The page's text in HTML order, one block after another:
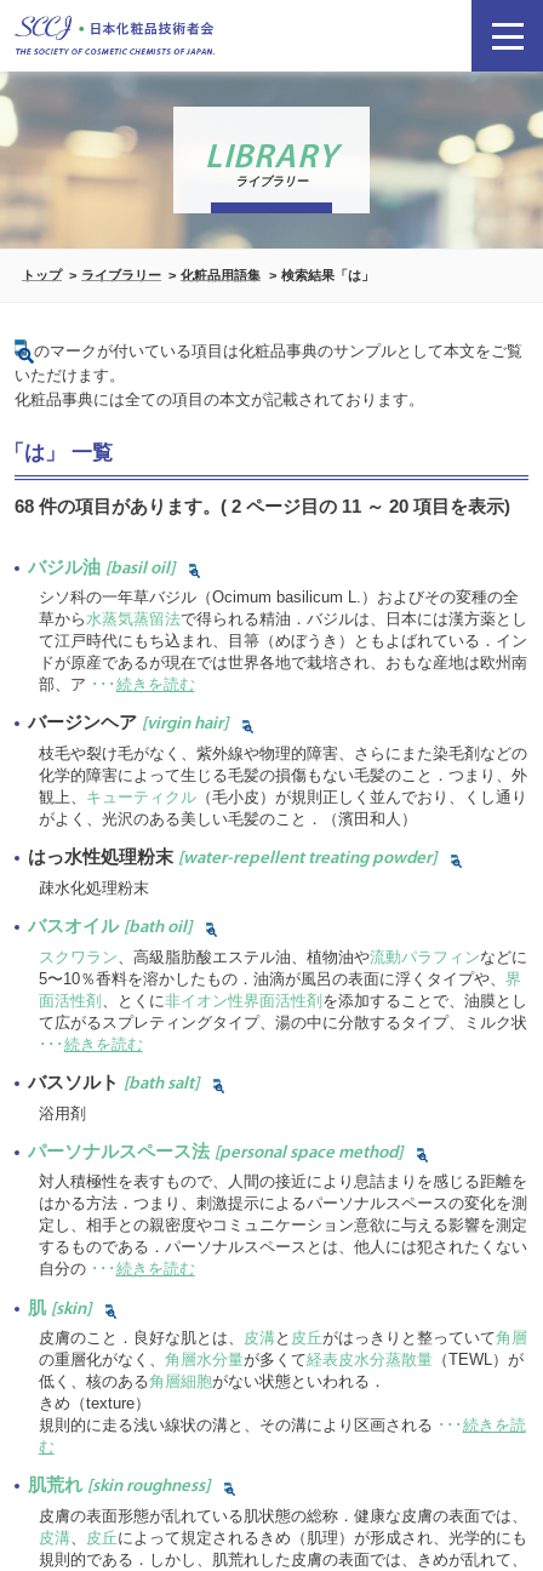
LIBRARY
ライブラリー
トップ ライブラリー 化粧品用語集 検索結果「は」
のマークが付いている項目は化粧品事典のサンプルとして本文をご覧
いただけます。
化粧品事典には全ての項目の本文が記載されております。
「は」 一覧
68 件の項目があります。( 2 ページ目の 11 ～ 20 項目を表示)
バジル油 [basil oil]
シソ科の一年草バジル（Ocimum basilicum L.）およびその変種の全
草から水蒸気蒸留法で得られる精油．バジルは、日本には漢方薬とし
て江戸時代にもち込まれ、目箒（めぼうき）ともよばれている．イン
ドが原産であるが現在では世界各地で栽培され、おもな産地は欧州南
部、ア ･･･ 続きを読む
バージンヘア [virgin hair]
枝毛や裂け毛がなく、紫外線や物理的障害、さらにまた染毛剤などの
化学的障害によって生じる毛髪の損傷もない毛髪のこと．つまり、外
観上、 キューティクル（毛小皮）が規則正しく並んでおり、くし通り
がよく、光沢のある美しい毛髪のこと．（濱田和人）
はっ水性処理粉末 [water-repellent treating powder]
疎水化処理粉末
バスオイル [bath oil]
スクワラン 、高級脂肪酸エステル油、植物油や流動パラフィンなどに
5〜10％香料を溶かしたもの．油滴が風呂の表面に浮くタイプや、 界
面活性剤 、とくに非イオン性界面活性剤を添加することで、油膜とし
て広がるスプレティングタイプ、湯の中に分散するタイプ、ミルク状
･･･ 続きを読む
バスソルト [bath salt]
浴用剤
パーソナルスペース法 [personal space method]
対人積極性を表すもので、人間の接近により息詰まりを感じる距離を
はかる方法．つまり、刺激提示によるパーソナルスペースの変化を測
定し、相手との親密度やコミュニケーション意欲に与える影響を測定
するものである．パーソナルスペースとは、他人には犯されたくない
自分の ･･･ 続きを読む
肌 [skin]
皮膚のこと．良好な肌とは、 皮溝と 皮丘がはっきりと整っていて角層
の重層化がなく、 角層水分量が多くて経表皮水分蒸散量（TEWL）が
低く、核のある角層細胞がない状態といわれる．
きめ（texture）
規則的に走る浅い線状の溝と、その溝により区画される ･･･ 続きを読
む
肌荒れ [skin roughness]
皮膚の表面形態が乱れている肌状態の総称．健康な皮膚の表面では、
皮溝、 皮丘によって規定されるきめ（肌理）が形成され、光学的にも
規則的である．しかし、肌荒れした皮膚の表面では、きめが乱れて、